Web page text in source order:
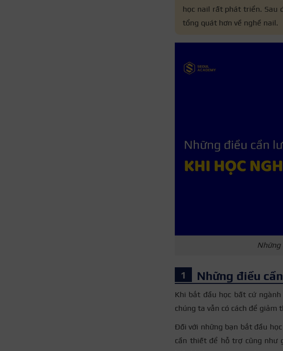
học nail rất phát triển. Sau
tổng quát hơn về nghề nail.
Những
Những điều
Khi bắt đầu học bất cứ
chúng ta vẫn có cách để giảm
Đối với những bạn bắt đầu
cần thiết để hỗ trợ cũng như